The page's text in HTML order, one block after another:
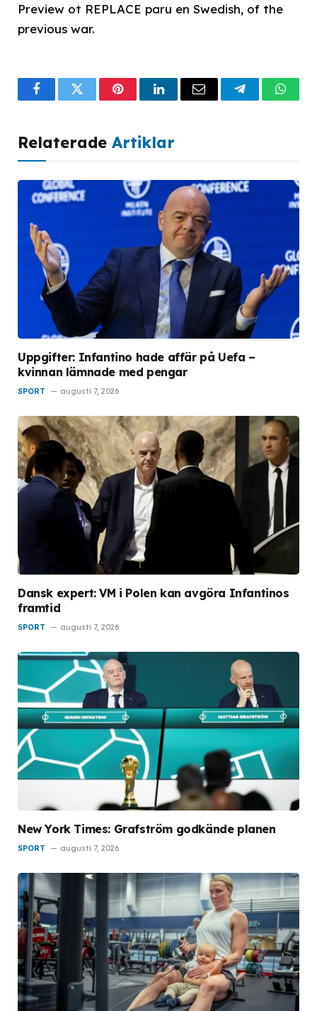
Preview ot REPLACE paru en Swedish, of the
previous war.
FacebookTwitterPinterestLinkedInEmail Telegram
Relaterade Artiklar
Uppgifter: Infantino hade affär på Uefa –
kvinnan lämnade med pengar
SPORT augusti 7, 2026
Dansk expert: VM i Polen kan avgöra Infantinos
framtid
SPORT augusti 7, 2026
New York Times: Grafström godkände planen
SPORT augusti 7, 2026